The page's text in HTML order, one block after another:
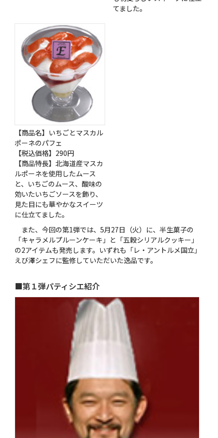
てました。
【商品名】いちごとマスカル
ポーネのパフェ
【税込価格】290円
【商品特長】北海道産マスカ
ルポーネを使用したムース
と、いちごのムース、酸味の
効いたいちごソースを飾り、
見た目にも華やかなスイーツ
に仕立てました。
また、今回の第1弾では、5月27日（火）に、半生菓子の
「キャラメルプルーンケーキ」と「五穀シリアルクッキー」
の2アイテムも発売します。いずれも「レ・アントルメ国立」
えび澤シェフに監修していただいた逸品です。
■第１弾パティシエ紹介